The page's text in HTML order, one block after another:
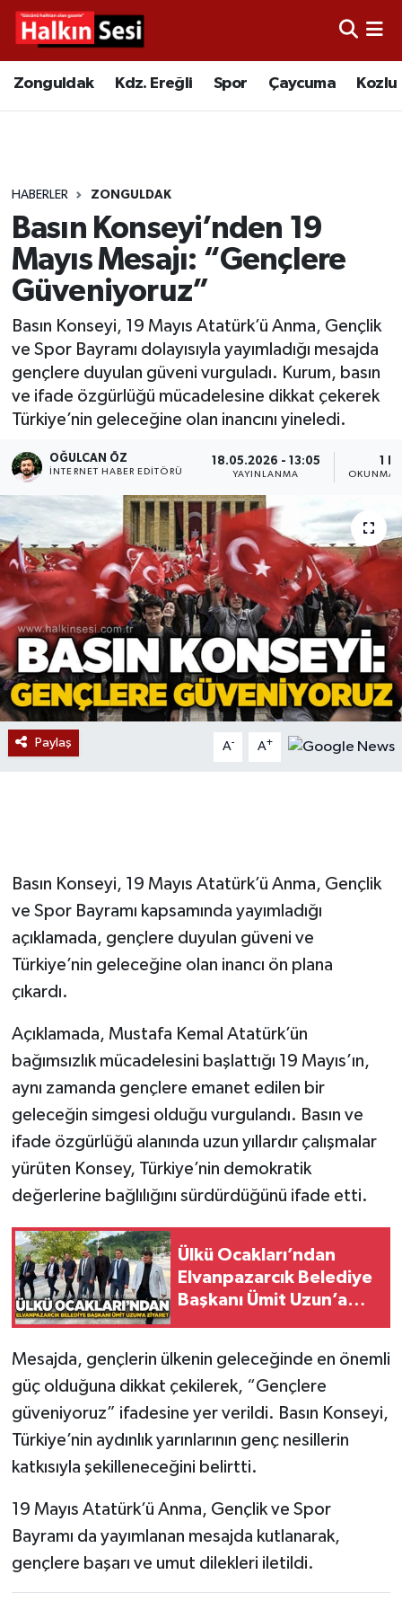
Zonguldak Kdz. Ereğli Spor Çaycuma Kozlu
HABERLER ZONGULDAK
Basın Konseyi’nden 19
Mayıs Mesajı: “Gençlere
Güveniyoruz”
Basın Konseyi, 19 Mayıs Atatürk’ü Anma, Gençlik
ve Spor Bayramı dolayısıyla yayımladığı mesajda
gençlere duyulan güveni vurguladı. Kurum, basın
ve ifade özgürlüğü mücadelesine dikkat çekerek
Türkiye’nin geleceğine olan inancını yineledi.
OĞULCAN ÖZ
İNTERNET HABER EDITÖRÜ
18.05.2026 - 13:05
YAYINLANMA
1
OKUNMA
Paylaş A- A+
Basın Konseyi, 19 Mayıs Atatürk’ü Anma, Gençlik
ve Spor Bayramı kapsamında yayımladığı
açıklamada, gençlere duyulan güveni ve
Türkiye’nin geleceğine olan inancı ön plana
çıkardı.
Açıklamada, Mustafa Kemal Atatürk’ün
bağımsızlık mücadelesini başlattığı 19 Mayıs’ın,
aynı zamanda gençlere emanet edilen bir
geleceğin simgesi olduğu vurgulandı. Basın ve
ifade özgürlüğü alanında uzun yıllardır çalışmalar
yürüten Konsey, Türkiye’nin demokratik
değerlerine bağlılığını sürdürdüğünü ifade etti.
Ülkü Ocakları’ndan
Elvanpazarcık Belediye
Başkanı Ümit Uzun’a
Mesajda, gençlerin ülkenin geleceğinde en önemli
güç olduğuna dikkat çekilerek, “Gençlere
güveniyoruz” ifadesine yer verildi. Basın Konseyi,
Türkiye’nin aydınlık yarınlarının genç nesillerin
katkısıyla şekilleneceğini belirtti.
19 Mayıs Atatürk’ü Anma, Gençlik ve Spor
Bayramı da yayımlanan mesajda kutlanarak,
gençlere başarı ve umut dilekleri iletildi.
Video
Çaycuma
Alaplı
Asayiş
Bartın
Karabük
ÇEVRE
BİLİM VE TEKNOLOJİ
DUNYA
Düzce
Eğitim
Ekonomi
GÜNDEM
İş ilanı
Kilimli
Kültür - Sanat
Politika
Resmi İlan
Sağlık
SİYASET
Spor
Ulusal
Yaşam
Merkez Hava Durumu
Tüm Manşetler
Son Dakika Haberleri
Haber Arşivi